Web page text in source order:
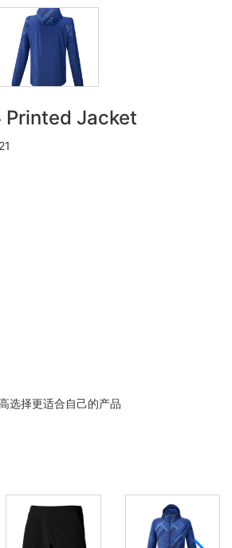
Printed Jacket
选择更适合自己的产品